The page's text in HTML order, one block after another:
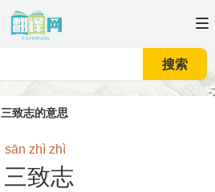
搜索
三致志的意思
sān zhì zhì
三致志